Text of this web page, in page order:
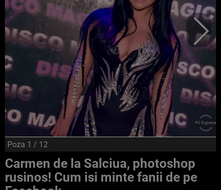
Poza 1 / 12
Carmen de la Salciua, photoshop
rusinos! Cum isi minte fanii de pe